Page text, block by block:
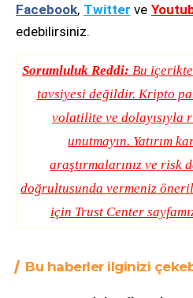
Facebook, Twitter ve
edebilirsiniz.
Sorumluluk Reddi: Bu
tavsiyesi değildir. Kripto
volatilite ve dolayısıyla
unutmayın. Yatırım
araştırmalarınız ve risk
doğrultusunda vermeniz
için Trust Center
Bu haberler ilginizi